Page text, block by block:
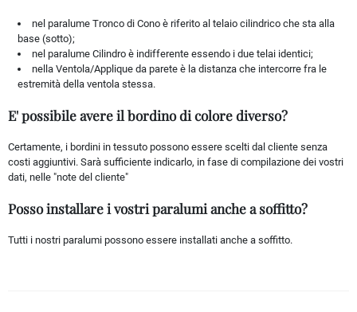
nel paralume Tronco di Cono è riferito al telaio cilindrico che sta alla
base (sotto);
nel paralume Cilindro è indifferente essendo i due telai identici;
nella Ventola/Applique da parete è la distanza che intercorre fra le
estremità della ventola stessa.
E' possibile avere il bordino di colore diverso?
Certamente, i bordini in tessuto possono essere scelti dal cliente senza
costi aggiuntivi. Sarà sufficiente indicarlo, in fase di compilazione dei vostri
dati, nelle "note del cliente"
Posso installare i vostri paralumi anche a soffitto?
Tutti i nostri paralumi possono essere installati anche a soffitto.